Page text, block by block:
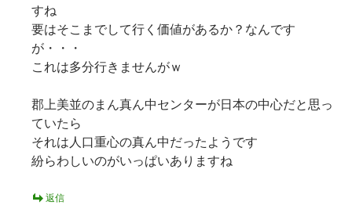
すね
要はそこまでして行く価値があるか？なんです
が・・・
これは多分行きませんがｗ
郡上美並のまん真ん中センターが日本の中心だと思っ
ていたら
それは人口重心の真ん中だったようです
紛らわしいのがいっぱいありますね
返信